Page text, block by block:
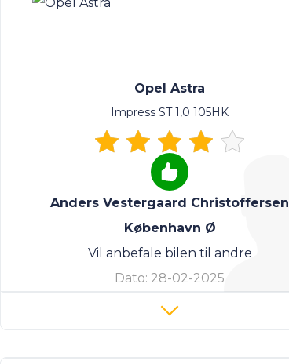
Opel Astra
Impress ST 1,0 105HK
Anders Vestergaard Christoffersen
København Ø
Vil anbefale bilen til andre
Dato: 28-02-2025